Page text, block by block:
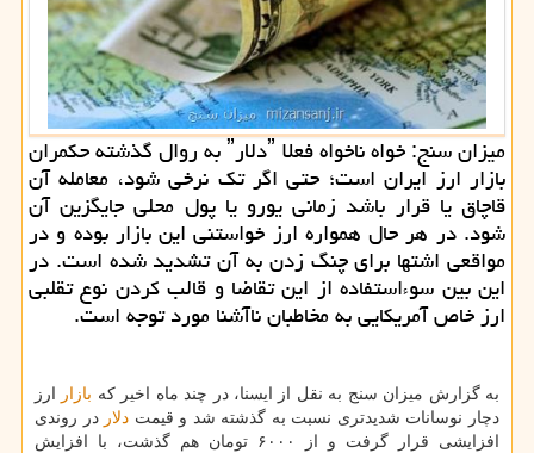
میزان سنج: خواه ناخواه فعلا ˮدلارˮ به روال گذشته حكمران
بازار ارز ایران است؛ حتی اگر تك نرخی شود، معامله آن
قاچاق یا قرار باشد زمانی یورو یا پول محلی جایگزین آن
شود. در هر حال همواره ارز خواستنی این بازار بوده و در
مواقعی اشتها برای چنگ زدن به آن تشدید شده است. در
این بین سوءاستفاده از این تقاضا و قالب كردن نوع تقلبی
ارز خاص آمریكایی به مخاطبان ناآشنا مورد توجه است.
به گزارش میزان سنج به نقل از ایسنا، در چند ماه اخیر كه بازار
ارز
دچار نوسانات شدیدتری نسبت به گذشته شد و قیمت دلار در روندی
افزایشی قرار گرفت و از ۶۰۰۰ تومان هم گذشت، با افزایش